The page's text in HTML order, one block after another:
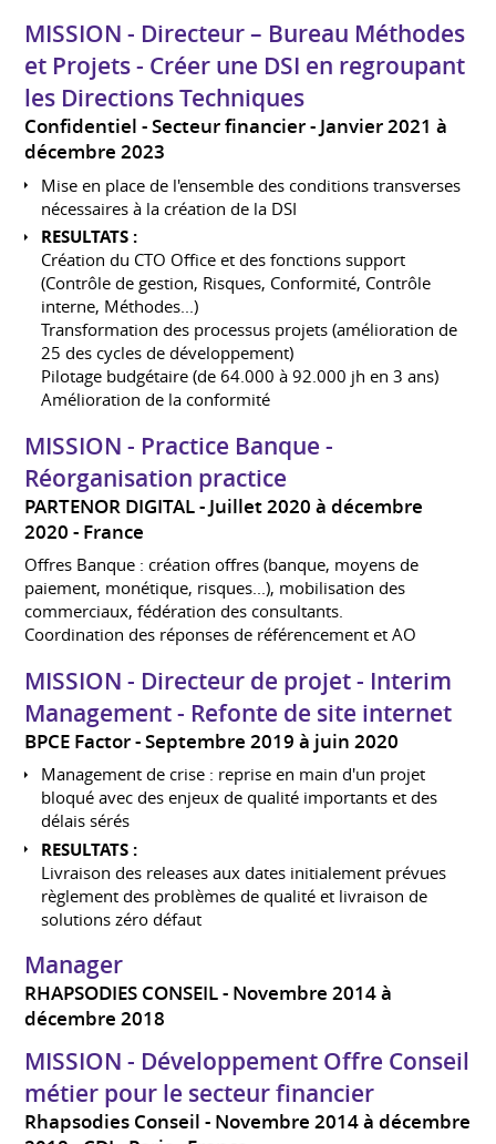
MISSION - Directeur – Bureau Méthodes
et Projets - Créer une DSI en regroupant
les Directions Techniques
Confidentiel - Secteur financier
Janvier 2021 à
décembre 2023
Mise en place de l'ensemble des conditions transverses
nécessaires à la création de la DSI
RESULTATS :
Création du CTO Office et des fonctions support
(Contrôle de gestion, Risques, Conformité, Contrôle
interne, Méthodes...)
Transformation des processus projets (amélioration de
25 des cycles de développement)
Pilotage budgétaire (de 64.000 à 92.000 jh en 3 ans)
Amélioration de la conformité
MISSION - Practice Banque -
Réorganisation practice
PARTENOR DIGITAL
Juillet 2020 à décembre
2020 France
Offres Banque : création offres (banque, moyens de
paiement, monétique, risques...), mobilisation des
commerciaux, fédération des consultants.
Coordination des réponses de référencement et AO
MISSION - Directeur de projet - Interim
Management - Refonte de site internet
BPCE Factor Septembre 2019 à juin 2020
Management de crise : reprise en main d'un projet
bloqué avec des enjeux de qualité importants et des
délais sérés
RESULTATS :
Livraison des releases aux dates initialement prévues
règlement des problèmes de qualité et livraison de
solutions zéro défaut
Manager
RHAPSODIES CONSEIL
Novembre 2014 à
décembre 2018
MISSION - Développement Offre Conseil
métier pour le secteur financier
Rhapsodies Conseil
Novembre 2014 à décembre